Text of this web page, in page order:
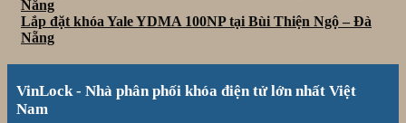
Nẵng
Lắp đặt khóa Yale YDMA 100NP tại Bùi Thiện Ngộ – Đà
Nẵng
VinLock - Nhà phân phối khóa điện tử lớn nhất Việt
Nam